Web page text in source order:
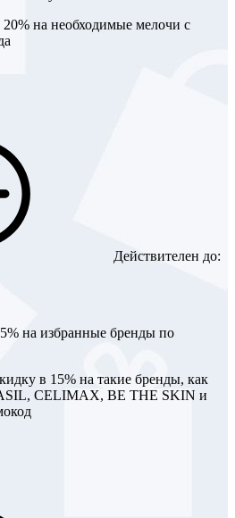
на необходимые мелочи с
Действителен до:
на избранные бренды по
в 15% на такие бренды, как
CELIMAX, BE THE SKIN и